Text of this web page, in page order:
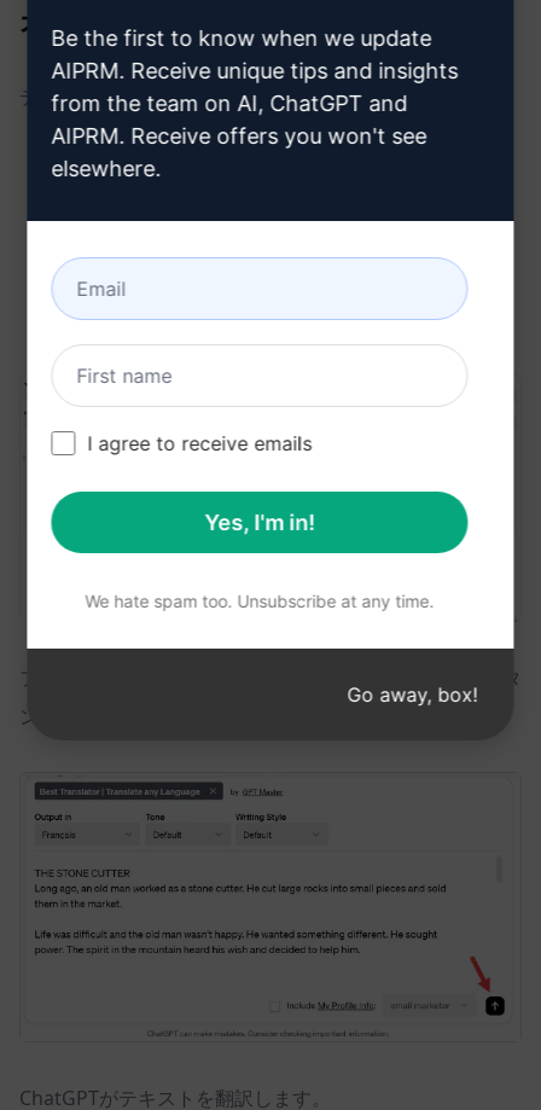
オプション2
テキストを別の言語に翻訳する。
パブリックタブを選択します。
検索ツールを使って翻訳プロンプトを見つけます。
プロンプトを選択します。
出力フィールドをクリックし、言語を選択します。
フィールドにテキストを貼り付け、
ボタ
ンをクリックします。
ChatGPTがテキストを翻訳します。
Be the first to know when we update
AIPRM. Receive unique tips and insights
from the team on AI, ChatGPT and
AIPRM. Receive offers you won't see
elsewhere.
I agree to receive emails
Yes, I'm in!
We hate spam too. Unsubscribe at any time.
Go away, box!